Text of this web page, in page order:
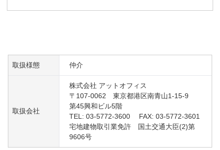
取扱様態 仲介
取扱会社
株式会社 アットオフィス
〒107-0062 東京都港区南青山1-15-9
第45興和ビル5階
TEL: 03-5772-3600 FAX: 03-5772-3601
宅地建物取引業免許 国土交通大臣(2)第
9606号